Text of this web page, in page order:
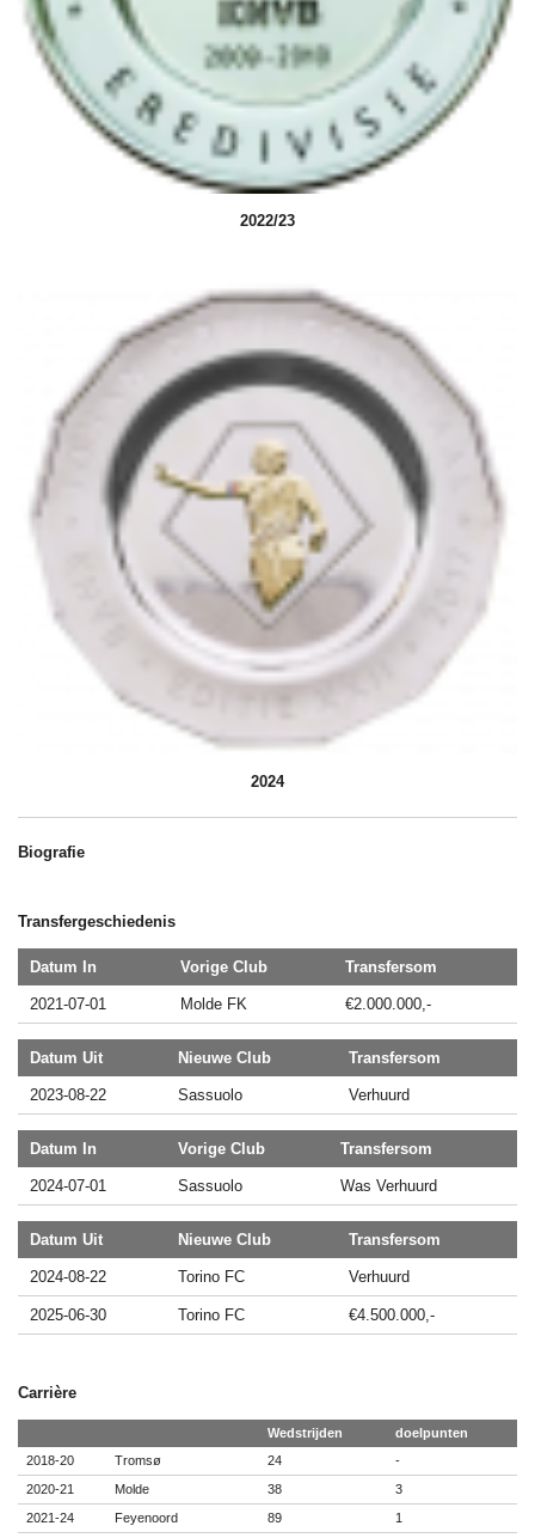
2022/23
2024
Biografie
Transfergeschiedenis
Datum In Vorige Club Transfersom
2021-07-01 Molde FK €2.000.000,-
Datum Uit Nieuwe Club Transfersom
2023-08-22 Sassuolo Verhuurd
Datum In Vorige Club Transfersom
2024-07-01 Sassuolo Was Verhuurd
Datum Uit Nieuwe Club Transfersom
2024-08-22 Torino FC Verhuurd
2025-06-30 Torino FC €4.500.000,-
Carrière
Wedstrijden
doelpunten
2018-20
Tromsø 24
-
2020-21
Molde 38
3
2021-24
Feyenoord 89
1